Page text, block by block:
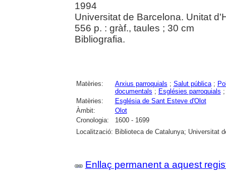
1994
Universitat de Barcelona. Unitat
556 p. : gràf., taules ; 30 cm
Bibliografia.
Matèries: Arxius parroquials ; Salut pública;
documentals ; Esglésies parroquials
Matèries:
Església de Sant Esteve d'Olot
Àmbit:
Olot
Cronologia:
1600 - 1699
Localització: Biblioteca de Catalunya; Universitat
Enllaç permanent a aquest